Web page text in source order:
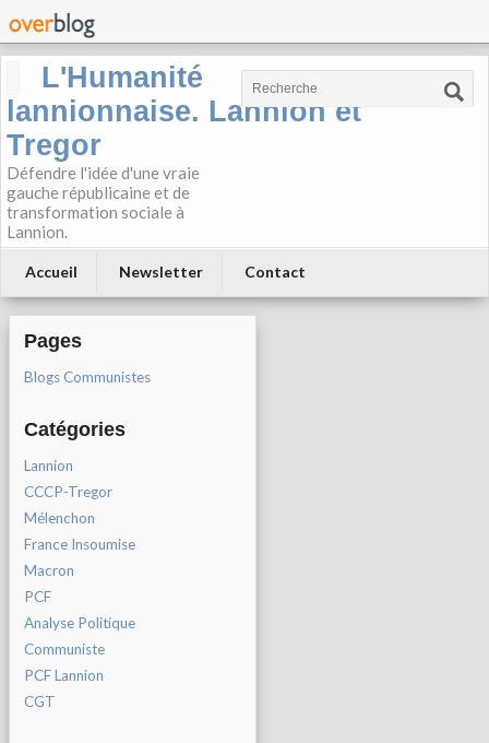
L'Humanité
lannionnaise. Lannion et
Tregor
Défendre l'idée d'une vraie
gauche républicaine et de
transformation sociale à
Lannion.
Accueil Newsletter Contact
Pages
Blogs Communistes
Catégories
Lannion
CCCP-Tregor
Mélenchon
France Insoumise
Macron
PCF
Analyse Politique
Communiste
PCF Lannion
CGT